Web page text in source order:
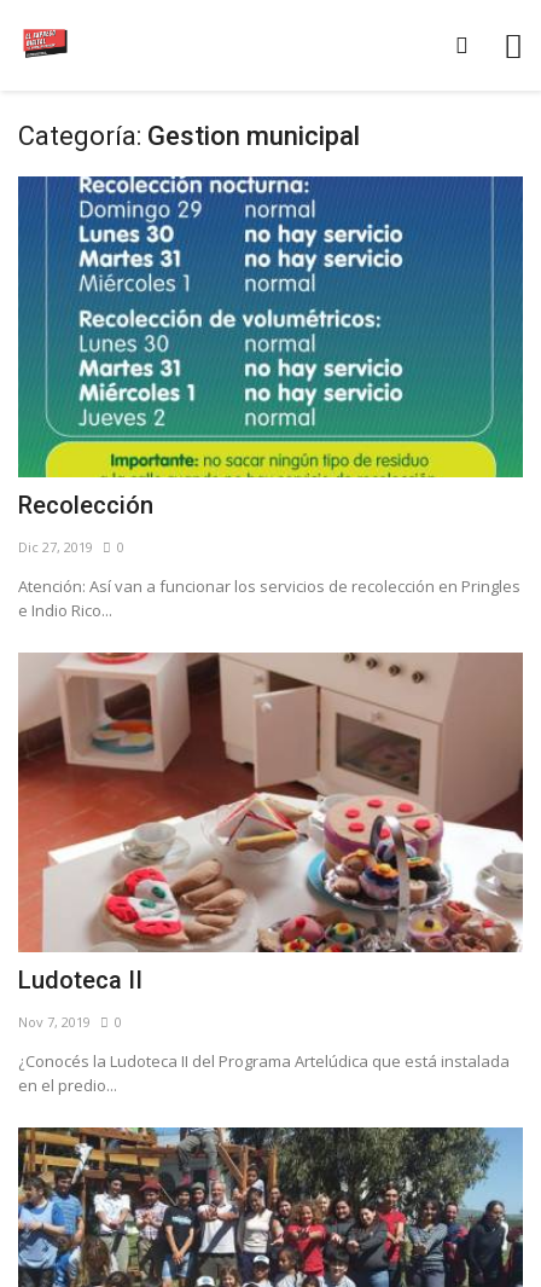
Categoría: Gestion municipal
Recolección
Dic 27, 2019 0
Atención: Así van a funcionar los servicios de recolección en Pringles
e Indio Rico...
Ludoteca II
Nov 7, 2019 0
¿Conocés la Ludoteca II del Programa Artelúdica que está instalada
en el predio...